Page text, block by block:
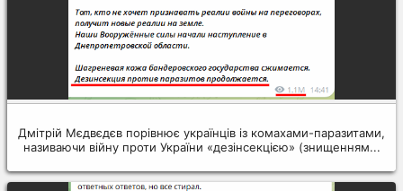
Дмітрій Мєдвєдєв порівнює українців із комахами-паразитами,
називаючи війну проти України «дезінсекцією» (знищенням...